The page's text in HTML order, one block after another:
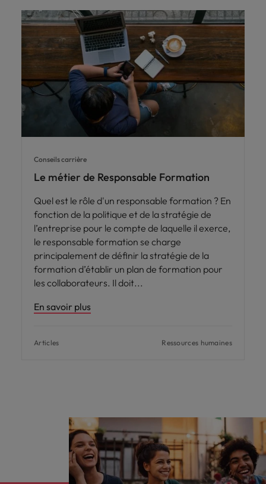
Conseils carrière
Le métier de Responsable Formation
Quel est le rôle d'un responsable formation ? En
fonction de la politique et de la stratégie de
l’entreprise pour le compte de laquelle il exerce,
le responsable formation se charge
principalement de définir la stratégie de la
formation d’établir un plan de formation pour
les collaborateurs. Il doit
En savoir plus
Articles Ressources humaines